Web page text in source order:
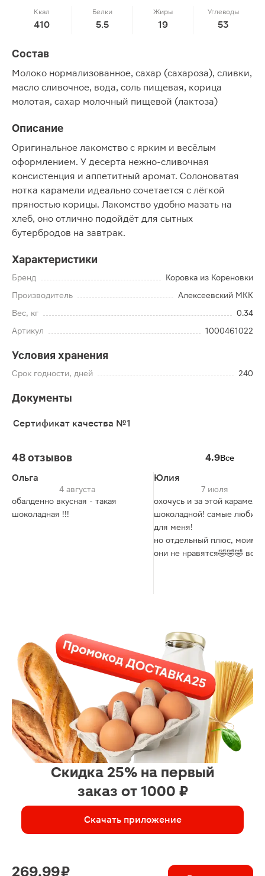
Ккал
410
Белки
5.5
Жиры
19
Углеводы
53
Состав
Молоко нормализованное, сахар (сахароза), сливки,
масло сливочное, вода, соль пищевая, корица
молотая, сахар молочный пищевой (лактоза)
Описание
Оригинальное лакомство с ярким и весёлым
оформлением. У десерта нежно-сливочная
консистенция и аппетитный аромат. Солоноватая
нотка карамели идеально сочетается с лёгкой
пряностью корицы. Лакомство удобно мазать на
хлеб, оно отлично подойдёт для сытных
бутербродов на завтрак.
Характеристики
Бренд
Коровка из Кореновки
Производитель
Алексеевский МКК
Вес, кг
0.34
Артикул
1000461022
Условия хранения
Срок годности, дней 240
Документы
Сертификат качества №1
48 отзывов 4.9Все
Ольга
4 августа
обалденно вкусная - такая
шоколадная !!!
Юлия
7 июля
охочусь и за этой
шоколадной! самые
для меня!
но отдельный плюс, моим
они не нравятся🤣🤣🤣 всё
Скидка 25% на первый
заказ от 1000 ₽
Скачать приложение
269.99 ₽